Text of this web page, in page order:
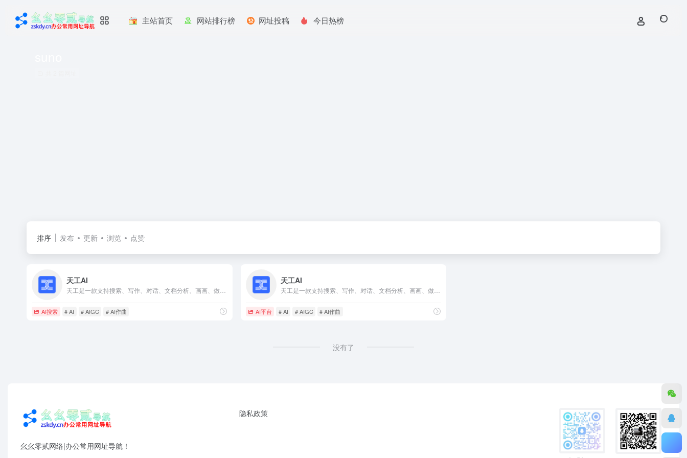
主站首页 网站排行榜 网址投稿 今日热榜
排序 发布 更新 浏览 点赞
天工AI
AI搜索 # AI # AIGC # AI作曲
天工AI
天工是一款支持搜索、写作、对话、文档分析、画画、做PPT的全能型AI助手。你可以借助AI技术，检索信息、多语言翻译、写论文、写代码、写方案、写汇报、做PPT、归纳总结文档和音频视频，还可以智能编辑彩页和宝典，让AI生成高质量彩页内容，收获点赞关注。
AI平台 # AI # AIGC # AI作曲
没有了
幺幺零贰网络|办公常用网址导航！
隐私政策